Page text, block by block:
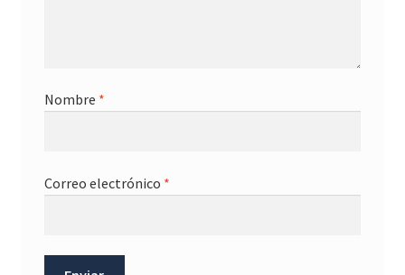
Nombre *
Correo electrónico *